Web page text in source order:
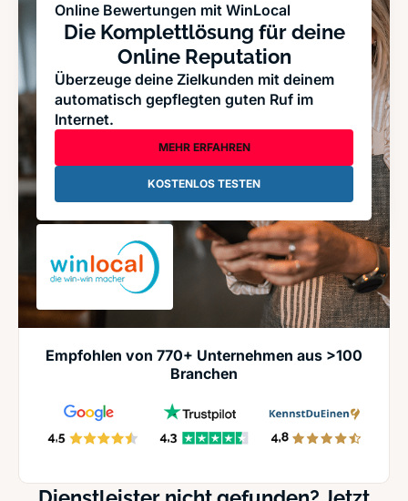
Online Bewertungen mit WinLocal
Die Komplettlösung für deine
Online Reputation
Überzeuge deine Zielkunden mit deinem
automatisch gepflegten guten Ruf im
Internet.
MEHR ERFAHREN
KOSTENLOS TESTEN
Empfohlen von 770+ Unternehmen aus >100
Branchen